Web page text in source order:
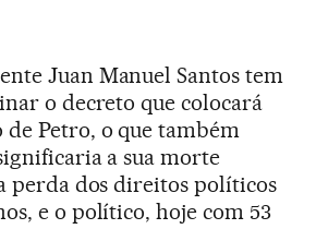
Juan Manuel Santos tem
o decreto que colocará
Petro, o que também
a sua morte
perda dos direitos políticos
e o político, hoje com 53